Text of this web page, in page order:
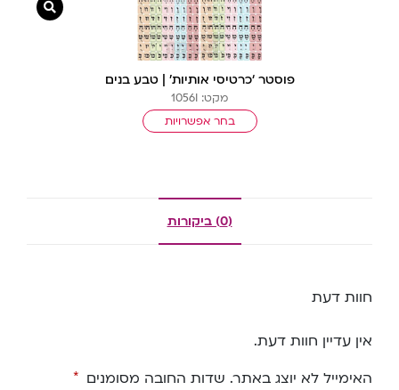
פוסטר ‘כרטיסי אותיות’ | טבע בנים
מקט: 1056I
בחר אפשרויות
צפייה
(0) ביקורות
חוות דעת
אין עדיין חוות דעת.
האימייל לא יוצג באתר. שדות החובה מסומנים *